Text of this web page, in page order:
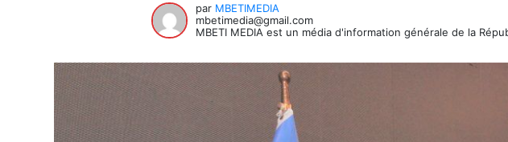
par MBETIMEDIA
mbetimedia@gmail.com
MBETI MEDIA est un média d'information générale de la